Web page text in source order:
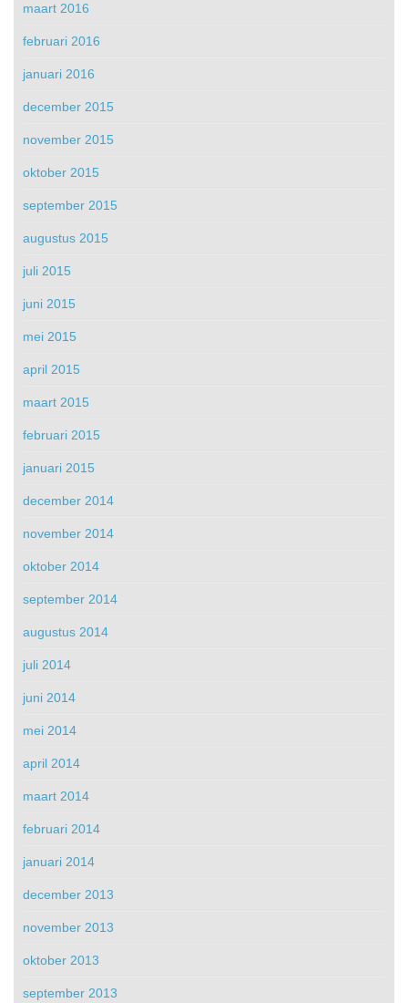
maart 2016
februari 2016
januari 2016
december 2015
november 2015
oktober 2015
september 2015
augustus 2015
juli 2015
juni 2015
mei 2015
april 2015
maart 2015
februari 2015
januari 2015
december 2014
november 2014
oktober 2014
september 2014
augustus 2014
juli 2014
juni 2014
mei 2014
april 2014
maart 2014
februari 2014
januari 2014
december 2013
november 2013
oktober 2013
september 2013